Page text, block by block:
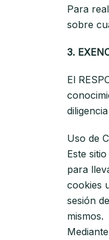
Para
sobre
3.
El
Uso de
Este
para
cookies
sesión
mismos.